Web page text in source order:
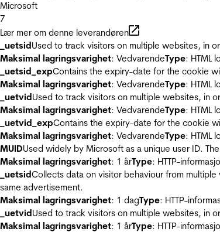
Microsoft
7
Lær mer om denne leverandøren
_uetsidUsed to track visitors on multiple websites, in
Maksimal lagringsvarighet: VedvarendeType: HTML
_uetsid_expContains the expiry-date for the cookie
Maksimal lagringsvarighet: VedvarendeType: HTML
_uetvidUsed to track visitors on multiple websites, in
Maksimal lagringsvarighet: VedvarendeType: HTML
_uetvid_expContains the expiry-date for the cookie
Maksimal lagringsvarighet: VedvarendeType: HTML
MUIDUsed widely by Microsoft as a unique user ID.
Maksimal lagringsvarighet: 1 årType: HTTP-
_uetsidCollects data on visitor behaviour from
same advertisement.
Maksimal lagringsvarighet: 1 dagType: HTTP-
_uetvidUsed to track visitors on multiple websites, in
Maksimal lagringsvarighet: 1 årType: HTTP-